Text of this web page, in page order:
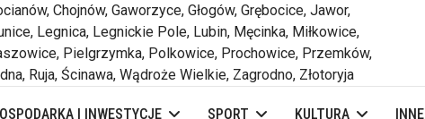
Chojnów, Gaworzyce, Głogów, Grębocice, Jawor,
Legnica, Legnickie Pole, Lubin, Męcinka, Miłkowice,
Pielgrzymka, Polkowice, Prochowice, Przemków,
Ruja, Ścinawa, Wądroże Wielkie, Zagrodno, Złotoryja
I INWESTYCJE SPORT KULTURA INNE